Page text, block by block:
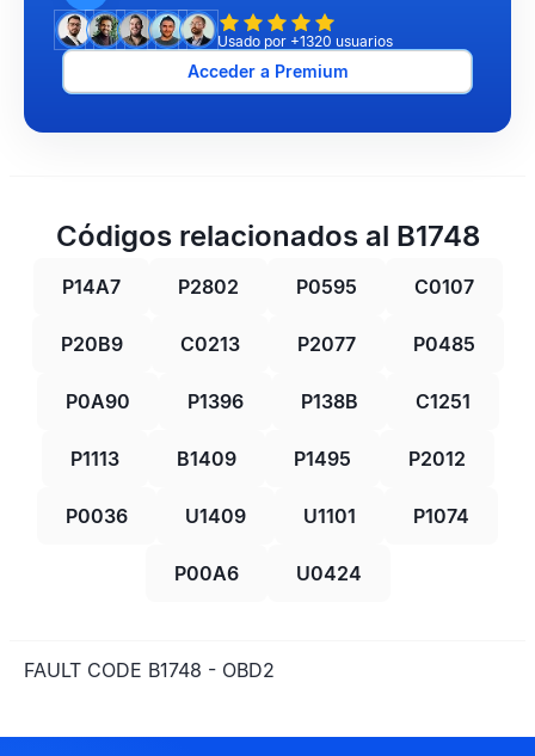
Usado por +1320 usuarios
Acceder a Premium
Códigos relacionados al B1748
P14A7 P2802 P0595 C0107
P20B9 C0213 P2077 P0485
P0A90 P1396 P138B C1251
P1113 B1409 P1495 P2012
P0036 U1409 U1101 P1074
P00A6 U0424
FAULT CODE B1748 - OBD2